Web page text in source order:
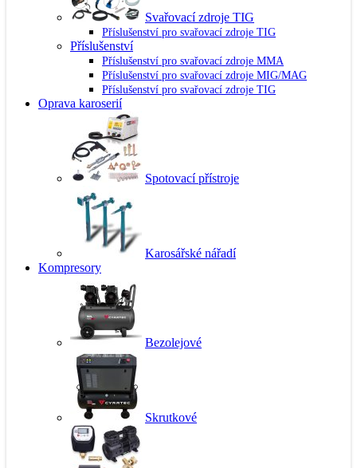
Svařovací zdroje TIG
Příslušenství pro svařovací zdroje TIG
Příslušenství
Příslušenství pro svařovací zdroje MMA
Příslušenství pro svařovací zdroje MIG/MAG
Příslušenství pro svařovací zdroje TIG
Oprava karoserií
Spotovací přístroje
Karosářské nářadí
Kompresory
Bezolejové
Skrutkové